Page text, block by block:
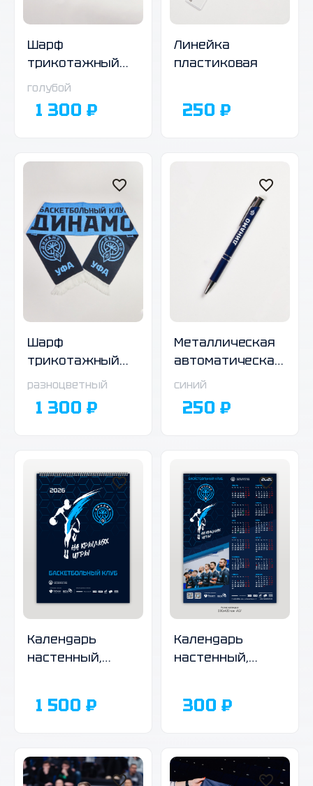
Шарф
трикотажный
двухсторонний,
голубой
1 300 ₽
Линейка
пластиковая
250 ₽
Шарф
трикотажный
двухсторонний,
разноцветный
1 300 ₽
Металлическая
автоматическая
ручка, тёмно-
синий
250 ₽
Календарь
настенный,
1 500 ₽
Календарь
настенный,
300 ₽